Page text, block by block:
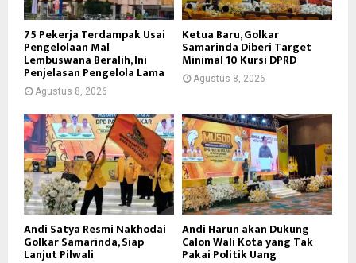
75 Pekerja Terdampak Usai
Pengelolaan Mal
Lembuswana Beralih, Ini
Penjelasan Pengelola Lama
Agustus 8, 2026
Ketua Baru, Golkar
Samarinda Diberi Target
Minimal 10 Kursi DPRD
Agustus 8, 2026
Andi Satya Resmi Nakhodai
Golkar Samarinda, Siap
Lanjut Pilwali
Andi Harun akan Dukung
Calon Wali Kota yang Tak
Pakai Politik Uang